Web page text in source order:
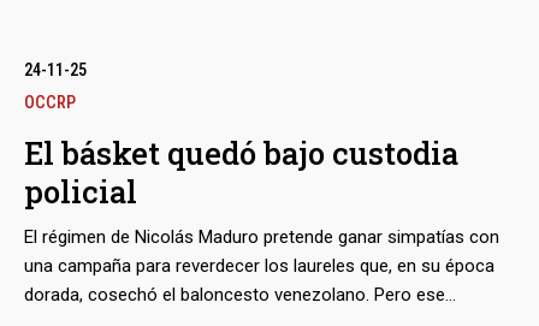
investigado por su conexión con Derwick Associates y
sancionado por triangulaciones fraudulentas de venta de
magnate, en la que quedó prendado de una muchacha a la
que llamó su “gacela acuática”
24-11-25
OCCRP
El básket quedó bajo custodia
policial
El régimen de Nicolás Maduro pretende ganar simpatías con
una campaña para reverdecer los laureles que, en su época
dorada, cosechó el baloncesto venezolano. Pero ese